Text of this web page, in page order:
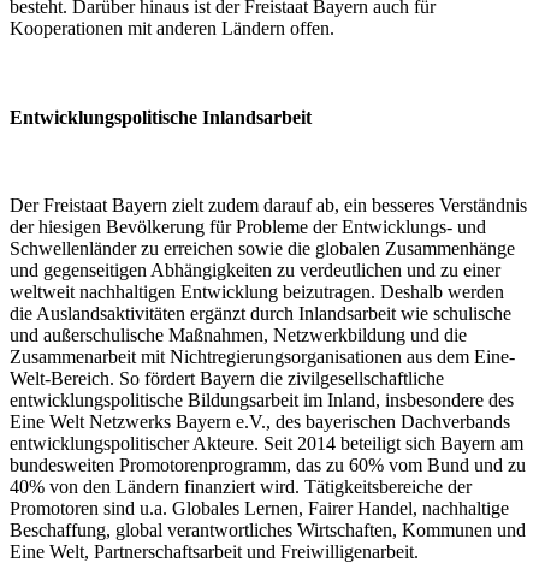
besteht. Darüber hinaus ist der Freistaat Bayern auch für
Kooperationen mit anderen Ländern offen.
Entwicklungspolitische Inlandsarbeit
Der Freistaat Bayern zielt zudem darauf ab, ein besseres Verständnis
der hiesigen Bevölkerung für Probleme der Entwicklungs- und
Schwellenländer zu erreichen sowie die globalen Zusammenhänge
und gegenseitigen Abhängigkeiten zu verdeutlichen und zu einer
weltweit nachhaltigen Entwicklung beizutragen. Deshalb werden
die Auslandsaktivitäten ergänzt durch Inlandsarbeit wie schulische
und außerschulische Maßnahmen, Netzwerkbildung und die
Zusammenarbeit mit Nichtregierungsorganisationen aus dem Eine-
Welt-Bereich. So fördert Bayern die zivilgesellschaftliche
entwicklungspolitische Bildungsarbeit im Inland, insbesondere des
Eine Welt Netzwerks Bayern e.V., des bayerischen Dachverbands
entwicklungspolitischer Akteure. Seit 2014 beteiligt sich Bayern am
bundesweiten Promotorenprogramm, das zu 60% vom Bund und zu
40% von den Ländern finanziert wird. Tätigkeitsbereiche der
Promotoren sind u.a. Globales Lernen, Fairer Handel, nachhaltige
Beschaffung, global verantwortliches Wirtschaften, Kommunen und
Eine Welt, Partnerschaftsarbeit und Freiwilligenarbeit.